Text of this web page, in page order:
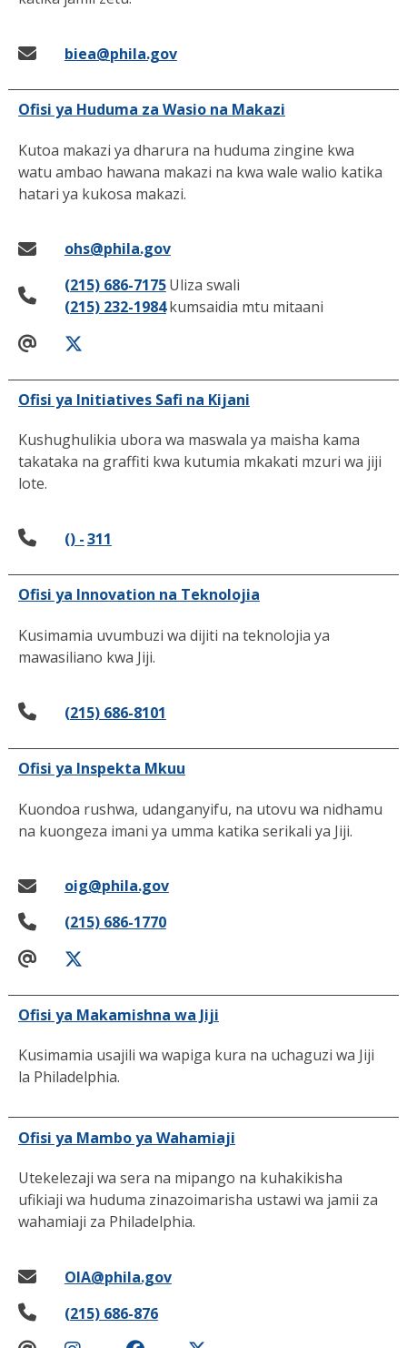
biea@phila.gov
Ofisi ya Huduma za Wasio na Makazi
Kutoa makazi ya dharura na huduma zingine kwa
watu ambao hawana makazi na kwa wale walio katika
hatari ya kukosa makazi.
ohs@phila.gov
(215) 686-7175Uliza swali
(215) 232-1984kumsaidia mtu mitaani
Ofisi ya Initiatives Safi na Kijani
Kushughulikia ubora wa maswala ya maisha kama
takataka na graffiti kwa kutumia mkakati mzuri wa jiji
lote.
() -311
Ofisi ya Innovation na Teknolojia
Kusimamia uvumbuzi wa dijiti na teknolojia ya
mawasiliano kwa Jiji.
(215) 686-8101
Ofisi ya Inspekta Mkuu
Kuondoa rushwa, udanganyifu, na utovu wa nidhamu
na kuongeza imani ya umma katika serikali ya Jiji.
oig@phila.gov
(215) 686-1770
Ofisi ya Makamishna wa Jiji
Kusimamia usajili wa wapiga kura na uchaguzi wa Jiji
la Philadelphia.
Ofisi ya Mambo ya Wahamiaji
Utekelezaji wa sera na mipango na kuhakikisha
ufikiaji wa huduma zinazoimarisha ustawi wa jamii za
wahamiaji za Philadelphia.
OIA@phila.gov
(215) 686-876